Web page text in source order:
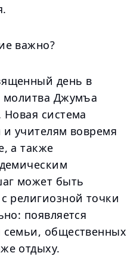
важно?
день в
молитва Джумъа
система
и учителям вовремя
а также
может быть
религиозной точки
появляется
общественных
отдыху.